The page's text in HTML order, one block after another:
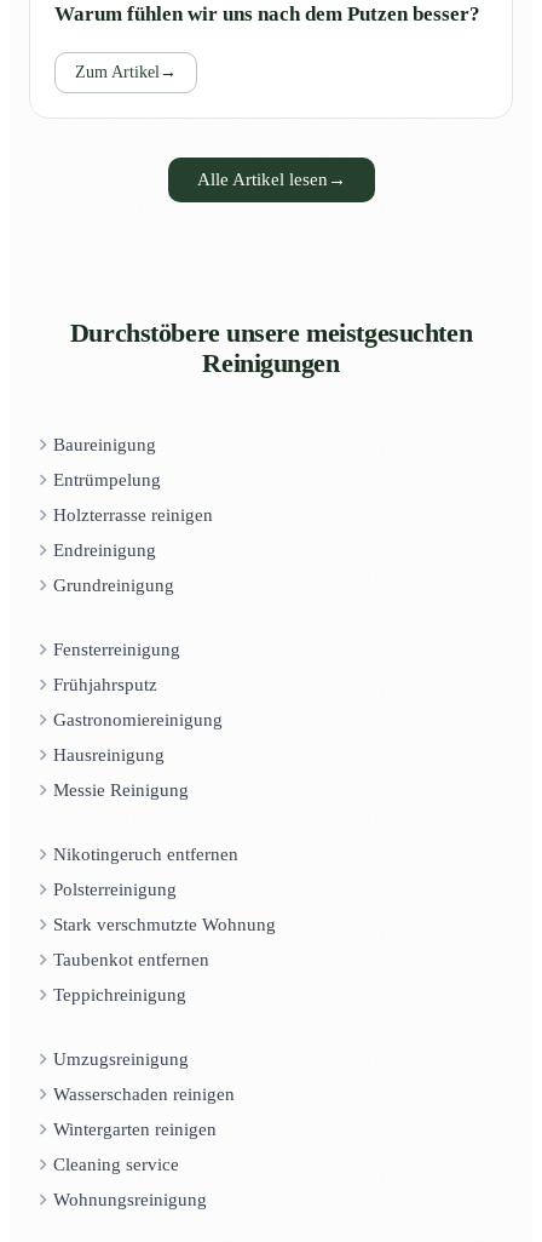
Warum fühlen wir uns nach dem Putzen besser?
Zum Artikel →
Alle Artikel lesen →
Durchstöbere unsere meistgesuchten
Reinigungen
Baureinigung
Entrümpelung
Holzterrasse reinigen
Endreinigung
Grundreinigung
Fensterreinigung
Frühjahrsputz
Gastronomiereinigung
Hausreinigung
Messie Reinigung
Nikotingeruch entfernen
Polsterreinigung
Stark verschmutzte Wohnung
Taubenkot entfernen
Teppichreinigung
Umzugsreinigung
Wasserschaden reinigen
Wintergarten reinigen
Cleaning service
Wohnungsreinigung